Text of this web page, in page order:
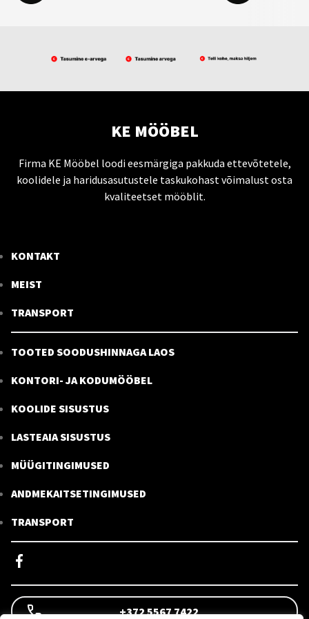
+372 5567 7422
KONTAKT
MEIST
TRANSPORT
TOOTED SOODUSHINNAGA LAOS
KONTORI- JA KODUMÖÖBEL
KOOLIDE SISUSTUS
LASTEAIA SISUSTUS
MÜÜGITINGIMUSED
ANDMEKAITSETINGIMUSED
TRANSPORT
KE MÖÖBEL
Firma KE Mööbel loodi eesmärgiga pakkuda ettevõtetele,
koolidele ja haridusasutustele taskukohast võimalust osta
kvaliteetset mööblit.